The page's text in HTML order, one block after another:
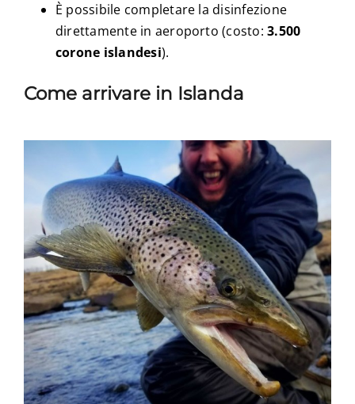
È possibile completare la disinfezione
direttamente in aeroporto (costo:3.500
corone islandesi).
Come arrivare in Islanda